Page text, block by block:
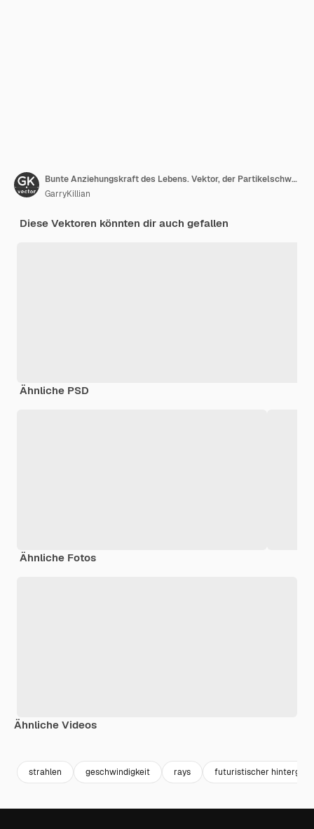
Bunte Anziehungskraft des Lebens. Vektor, der Partikelschwänze verbindet. Kleine Teilchen streben zueinander. Verschwommene Trümmer in Strahlen oder Linien bei hoher Bewegungsgeschwindigkeit. Burst, Explosionskulisse.
GarryKillian
Diese Vektoren könnten dir auch gefallen
Ähnliche PSD
Ähnliche Fotos
Ähnliche Videos
strahlen geschwindigkeit rays futuristischer